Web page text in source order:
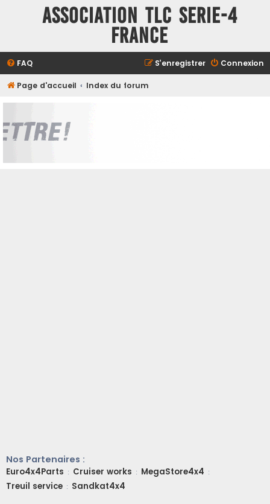
ASSOCIATION TLC SERIE-4
FRANCE
FAQ Connexion
S’enregistrer
Page d'accueil Index du forum
Nos Partenaires :
Euro4x4Parts : Cruiser works : MegaStore4x4 :
Treuil service : Sandkat4x4